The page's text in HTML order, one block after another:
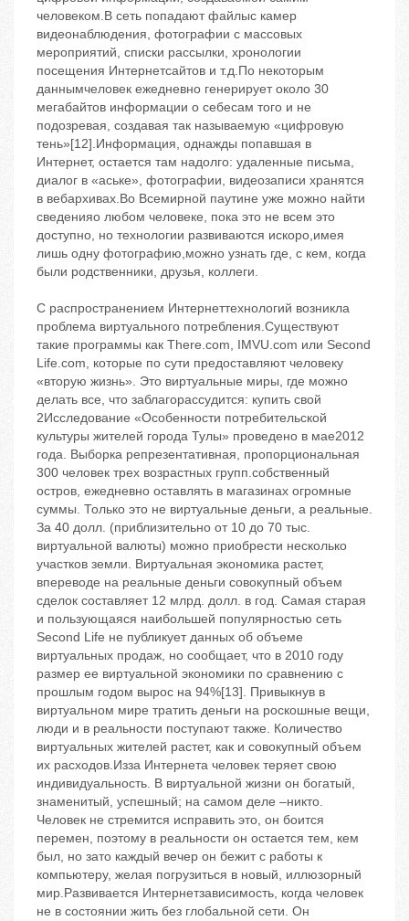
человеком.В сеть попадают файлыс камер
видеонаблюдения, фотографии с массовых
мероприятий, списки рассылки, хронологии
посещения Интернетсайтов и т.д.По некоторым
даннымчеловек ежедневно генерирует около 30
мегабайтов информации о себесам того и не
подозревая, создавая так называемую «цифровую
тень»[12].Информация, однажды попавшая в
Интернет, остается там надолго: удаленные письма,
диалог в «аське», фотографии, видеозаписи хранятся
в вебархивах.Во Всемирной паутине уже можно найти
сведенияо любом человеке, пока это не всем это
доступно, но технологии развиваются искоро,имея
лишь одну фотографию,можно узнать где, с кем, когда
были родственники, друзья, коллеги.
С распространением Интернеттехнологий возникла
проблема виртуального потребления.Существуют
такие программы как There.com, IMVU.com или Second
Life.com, которые по сути предоставляют человеку
«вторую жизнь». Это виртуальные миры, где можно
делать все, что заблагорассудится: купить свой
2Исследование «Особенности потребительской
культуры жителей города Тулы» проведено в мае2012
года. Выборка репрезентативная, пропорциональная
300 человек трех возрастных групп.собственный
остров, ежедневно оставлять в магазинах огромные
суммы. Только это не виртуальные деньги, а реальные.
За 40 долл. (приблизительно от 10 до 70 тыс.
виртуальной валюты) можно приобрести несколько
участков земли. Виртуальная экономика растет,
впереводе на реальные деньги совокупный объем
сделок составляет 12 млрд. долл. в год. Самая старая
и пользующаяся наибольшей популярностью сеть
Second Life не публикует данных об объеме
виртуальных продаж, но сообщает, что в 2010 году
размер ее виртуальной экономики по сравнению с
прошлым годом вырос на 94%[13]. Привыкнув в
виртуальном мире тратить деньги на роскошные вещи,
люди и в реальности поступают также. Количество
виртуальных жителей растет, как и совокупный объем
их расходов.Изза Интернета человек теряет свою
индивидуальность. В виртуальной жизни он богатый,
знаменитый, успешный; на самом деле –никто.
Человек не стремится исправить это, он боится
перемен, поэтому в реальности он остается тем, кем
был, но зато каждый вечер он бежит с работы к
компьютеру, желая погрузиться в новый, иллюзорный
мир.Развивается Интернетзависимость, когда человек
не в состоянии жить без глобальной сети. Он